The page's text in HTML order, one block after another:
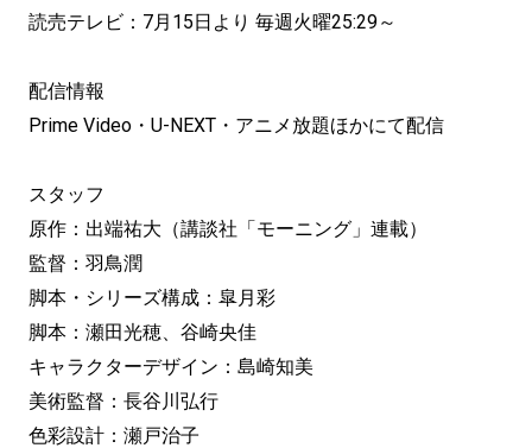
読売テレビ：7月15日より 毎週火曜25:29～
配信情報
Prime Video・U-NEXT・アニメ放題ほかにて配信
スタッフ
原作：出端祐大（講談社「モーニング」連載）
監督：羽鳥潤
脚本・シリーズ構成：皐月彩
脚本：瀬田光穂、谷崎央佳
キャラクターデザイン：島崎知美
美術監督：長谷川弘行
色彩設計：瀬戸治子